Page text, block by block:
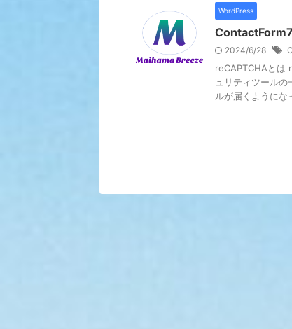
WordPress
2024/6/28
reCAPTCHAとは
ュリティツール
ルが届くようにな